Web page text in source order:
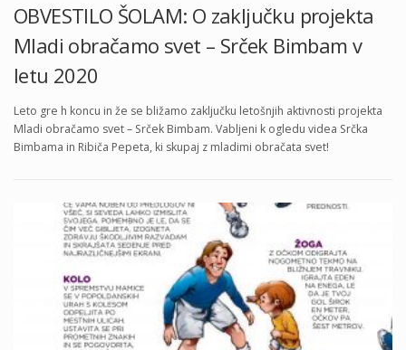
OBVESTILO ŠOLAM: O zaključku projekta
Mladi obračamo svet – Srček Bimbam v
letu 2020
Leto gre h koncu in že se bližamo zaključku letošnjih aktivnosti projekta
Mladi obračamo svet – Srček Bimbam. Vabljeni k ogledu videa Srčka
Bimbama in Ribiča Pepeta, ki skupaj z mladimi obračata svet!